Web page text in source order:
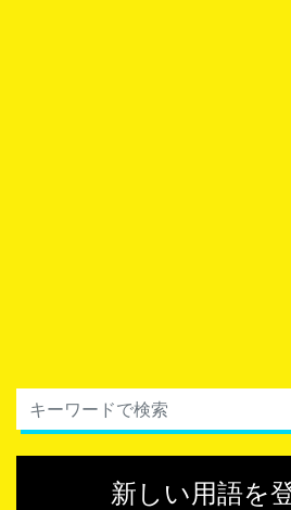
新しい用語を